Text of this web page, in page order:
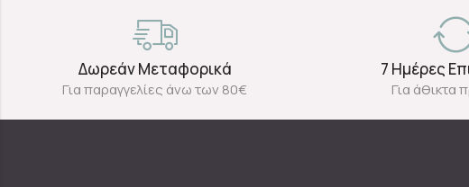
Δωρεάν Μεταφορικά
Για παραγγελίες άνω των 80€
7 Ημέρες
Για άθικτα